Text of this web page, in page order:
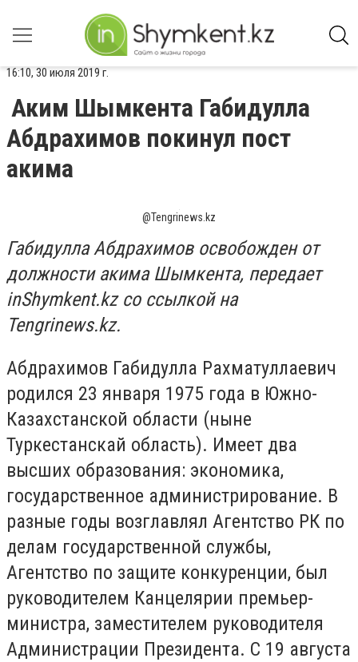
16:10, 30 июля 2019 г.
Аким Шымкента Габидулла
Абдрахимов покинул пост
акима
@Tengrinews.kz
Габидулла Абдрахимов освобожден от
должности акима Шымкента, передает
inShymkent.kz со ссылкой на
Tengrinews.kz.
Абдрахимов Габидулла Рахматуллаевич
родился 23 января 1975 года в Южно-
Казахстанской области (ныне
Туркестанскай область). Имеет два
высших образования: экономика,
государственное администрирование. В
разные годы возглавлял Агентство РК по
делам государственной службы,
Агентство по защите конкуренции, был
руководителем Канцелярии премьер-
министра, заместителем руководителя
Администрации Президента. С 19 августа